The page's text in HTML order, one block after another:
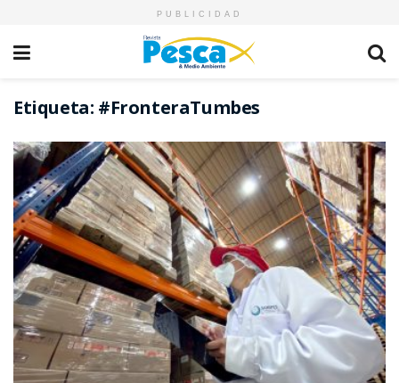
PUBLICIDAD
Etiqueta: #FronteraTumbes